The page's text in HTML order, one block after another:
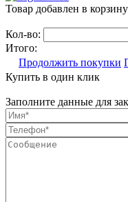
Товар добавлен в корзину
Кол-во:
Итого:
Продолжить покупки
Купить в один клик
Заполните данные для